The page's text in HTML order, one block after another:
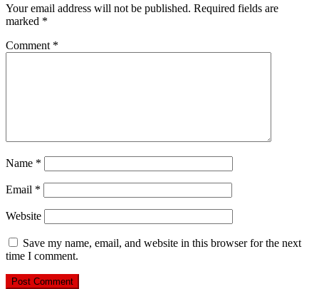
Your email address will not be published. Required fields are
marked *
Comment *
Name *
Email *
Website
Save my name, email, and website in this browser for the next
time I comment.